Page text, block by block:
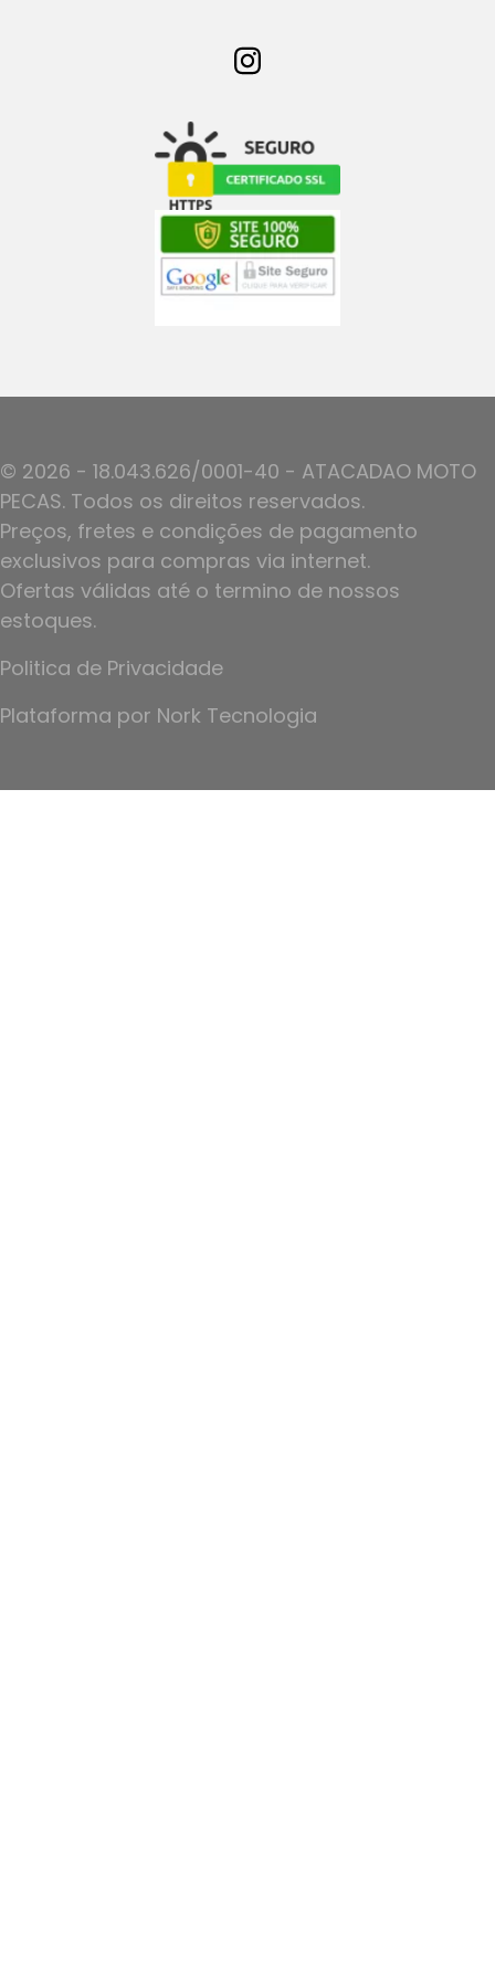
© 2026 - 18.043.626/0001-40 - ATACADAO MOTO
PECAS. Todos os direitos reservados.
Preços, fretes e condições de pagamento
exclusivos para compras via internet.
Ofertas válidas até o termino de nossos
estoques.
Politica de Privacidade
Plataforma por Nork Tecnologia